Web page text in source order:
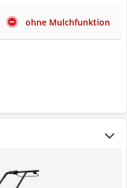
ohne Mulchfunktion